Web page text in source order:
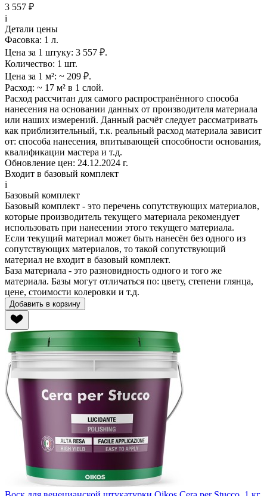
3 557 ₽
i
Детали цены
Фасовка: 1 л.
Цена за 1 штуку: 3 557 ₽.
Количество: 1 шт.
Цена за 1 м²: ~ 209 ₽.
Расход: ~ 17 м² в 1 слой.
Расход рассчитан для самого распространённого способа
нанесения на основании данных от производителя материала
или наших измерений. Данный расчёт следует рассматривать
как приблизительный, т.к. реальный расход материала зависит
от: способа нанесения, впитывающей способности основания,
квалификации мастера и т.д.
Обновление цен: 24.12.2024 г.
Входит в базовый комплект
i
Базовый комплект
Базовый комплект - это перечень сопутствующих материалов,
которые производитель текущего материала рекомендует
использовать при нанесении этого текущего материала.
Если текущий материал может быть нанесён без одного из
сопутствующих материалов, то такой сопутствующий
материал не входит в базовый комплект.
База материала - это разновидность одного и того же
материала. Базы могут отличаться по: цвету, степени глянца,
цене, стоимости колеровки и т.д.
Добавить в корзину